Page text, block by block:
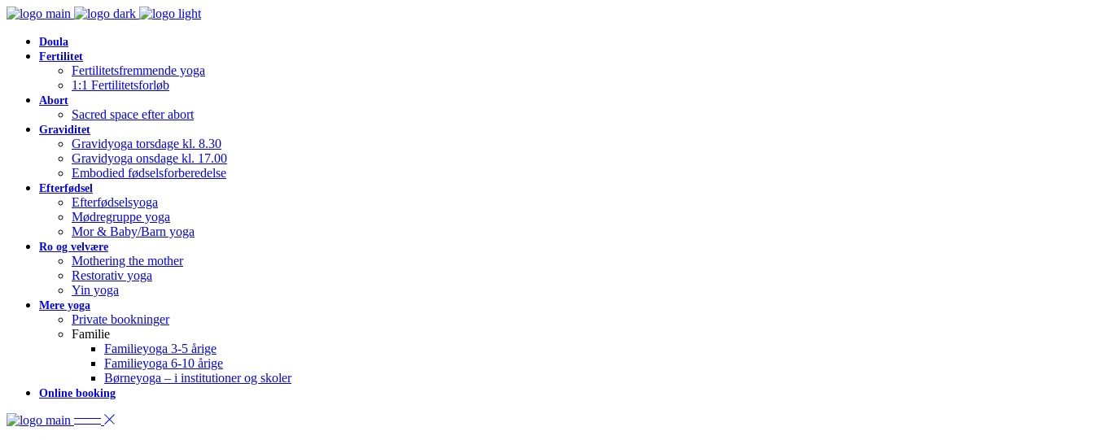
Doula
Fertilitet
Fertilitetsfremmende yoga
1:1 Fertilitetsforløb
Abort
Sacred space efter abort
Graviditet
Gravidyoga torsdage kl. 8.30
Gravidyoga onsdage kl. 17.00
Embodied fødselsforberedelse
Efterfødsel
Efterfødselsyoga
Mødregruppe yoga
Mor & Baby/Barn yoga
Ro og velvære
Mothering the mother
Restorativ yoga
Yin yoga
Mere yoga
Private bookninger
Familie
Familieyoga 3-5 årige
Familieyoga 6-10 årige
Børneyoga – i institutioner og skoler
Online booking